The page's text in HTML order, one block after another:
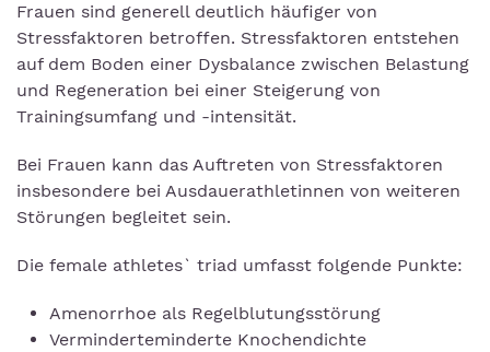
Frauen sind generell deutlich häufiger von
Stressfaktoren betroffen. Stressfaktoren entstehen
auf dem Boden einer Dysbalance zwischen Belastung
und Regeneration bei einer Steigerung von
Trainingsumfang und -intensität.
Bei Frauen kann das Auftreten von Stressfaktoren
insbesondere bei Ausdauerathletinnen von weiteren
Störungen begleitet sein.
Die female athletes` triad umfasst folgende Punkte:
Amenorrhoe als Regelblutungsstörung
Verminderteminderte Knochendichte